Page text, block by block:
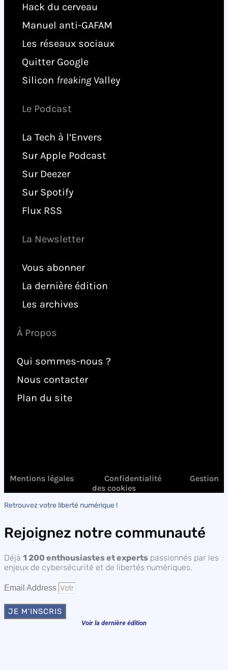
Hack du cerveau
Manuel anti-GAFAM
Les réseaux sociaux
Quitter Google
Silicon freakingValley
Le Podcast
La Tech à l’Envers
Sur Apple Podcast
Sur Deezer
Sur Spotify
Flux RSS
La Newsletter
Vous abonner
La dernière édition
Les archives
À Propos
Qui sommes-nous ?
Nous contacter
Plan du site
Mentions légales ConfidentialitéGestion
des cookies
Retrouvez votre liberté numérique !
Rejoignez notre communauté
Déjà 1 200 enthousiastes et experts passionnés par les
enjeux de cybersécurité et de libertés numériques.
Email Address
JE M'INSCRIS
Voir la dernière édition